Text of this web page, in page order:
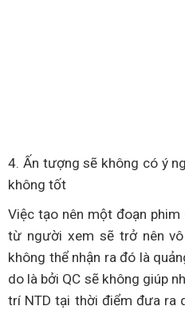
4. Ấn tượng sẽ không có ý
không tốt
Việc tạo nên một đoạn
từ người xem sẽ trở nên vô
không thể nhận ra đó là
do là bởi QC sẽ không giúp
trí NTD tại thời điểm đưa ra